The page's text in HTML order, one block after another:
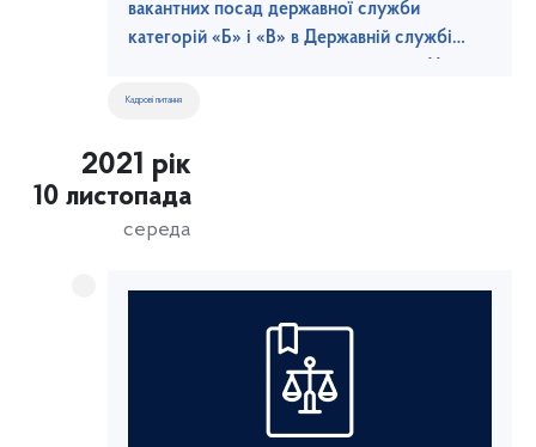
вакантних посад державної служби
категорій «Б» і «В» в Державній службі
Кадрові питання
2021 рік
10 листопада
середа